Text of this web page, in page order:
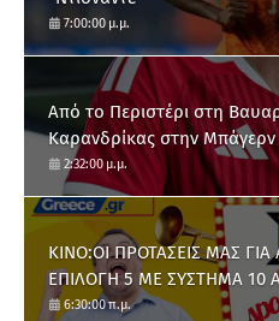
7:00:00 μ.μ.
Από το Περιστέρι στη
Καρανδρίκας στην
2:32:00 μ.μ.
ΚΙΝΟ:ΟΙ ΠΡΟΤΑΣΕΙΣ ΜΑΣ
ΕΠΙΛΟΓΗ 5 ΜΕ ΣΥΣΤΗΜΑ 10
6:30:00 π.μ.